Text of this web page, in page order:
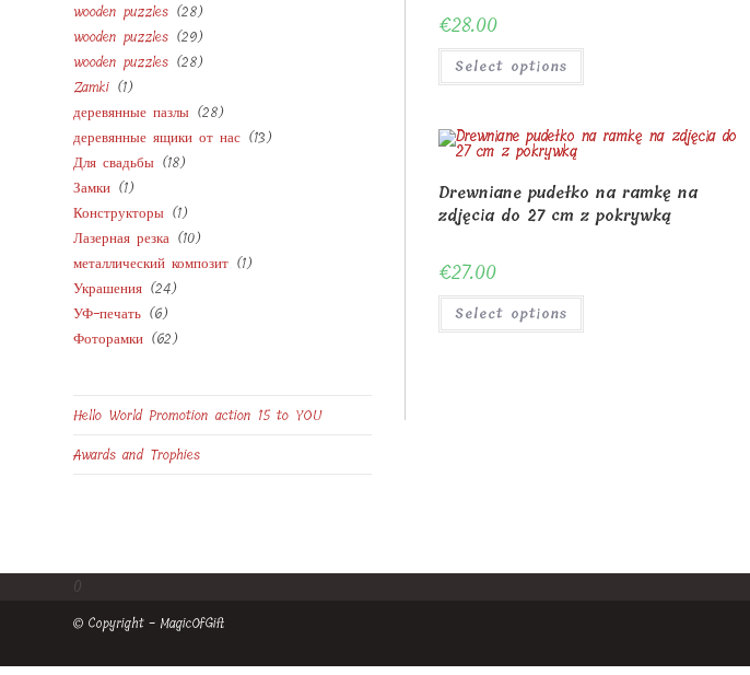
products
wooden puzzles 2828
products
wooden puzzles 2929
products
wooden puzzles 2828
Zamki 11
product
деревянные пазлы 2828
products
деревянные ящики от нас 1313
Для свадьбы 1818
Замки 11
product
Конструкторы 11
product
Лазерная резка 1010
products
металлический композит 11
Украшения 2424
УФ-печать 66
products
Фоторамки 6262
Hello World Promotion action 15 to YOU
Awards and Trophies
€28.00
Select options
Drewniane pudełko na ramkę na
zdjęcia do 27 cm z pokrywką
€27.00
Select options
0
© Copyright - MagicOfGift